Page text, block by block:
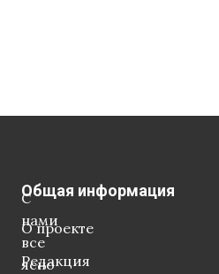
С
нами
все
ясно
Общая информация
О проекте
Редакция